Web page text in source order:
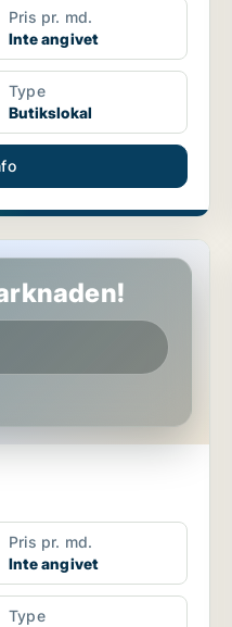
Pris pr. md.
Inte angivet
Type
Butikslokal
Pris pr. md.
Inte angivet
Type